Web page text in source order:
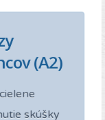
(A2)
skúšky